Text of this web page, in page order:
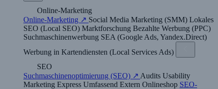
Online-Marketing
Online-Marketing ↗ Social Media Marketing (SMM) Lokales
SEO (Local SEO) Marktforschung Bezahlte Werbung (PPC)
Suchmaschinenwerbung SEA (Google Ads, Yandex.Direct)
Werbung in Kartendiensten (Local Services Ads)
SEO
Suchmaschinenoptimierung (SEO) ↗ Audits Usability
Marketing Express Umfassend Extern Onlineshop SEO-